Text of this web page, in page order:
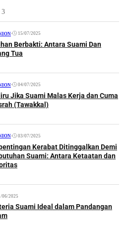
3
• 15/07/2025
Berbakti: Antara Suami Dan
Tua
• 04/07/2025
Jika Suami Malas Kerja dan Cuma
(Tawakkal)
• 03/07/2025
Kerabat Ditinggalkan Demi
Suami: Antara Ketaatan dan
06/2025
Suami Ideal dalam Pandangan